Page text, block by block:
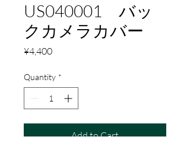
US040001 バッ
クカメラカバー
¥4,400Price
Quantity *
Add to Cart